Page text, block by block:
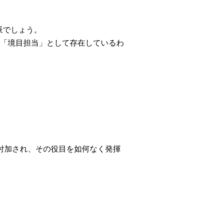
しょう。
境目担当」として存在しているわ
加され、その役目を如何なく発揮